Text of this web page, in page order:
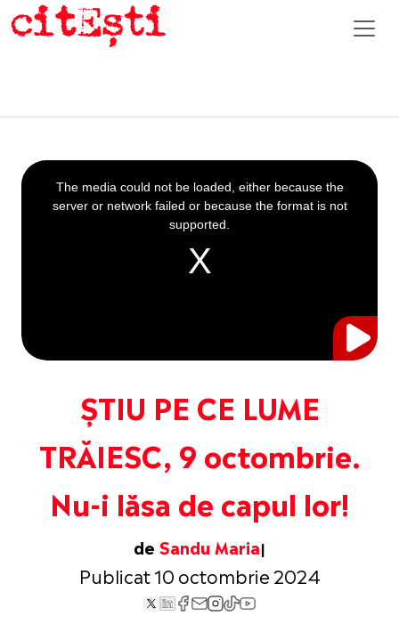
ȘTIU PE CE LUME
TRĂIESC, 9 octombrie.
Nu-i lăsa de capul lor!
de Sandu Maria
Publicat 10 octombrie 2024
This
is
a
The media could not be loaded, either because the
server or network failed or because the format is not
supported.